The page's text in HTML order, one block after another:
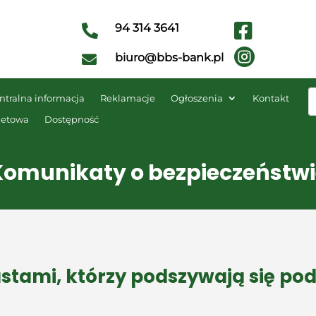
 94 314 3641
 biuro@bbs-bank.pl


informacja Reklamacje Ogłoszenia
Kontakt
Dostępność
o
którzy podszywają się